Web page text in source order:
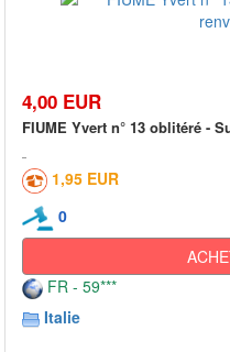
4,00 EUR
FIUME Yvert n° 13 oblitéré -
1,95 EUR
0
FR - 59***
Italie